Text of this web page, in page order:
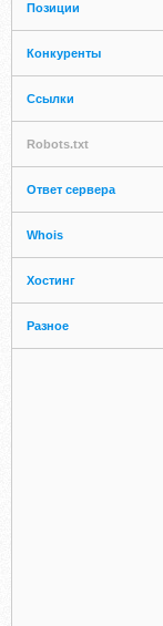
Позиции
Конкуренты
Ссылки
Robots.txt
Ответ сервера
Whois
Хостинг
Разное